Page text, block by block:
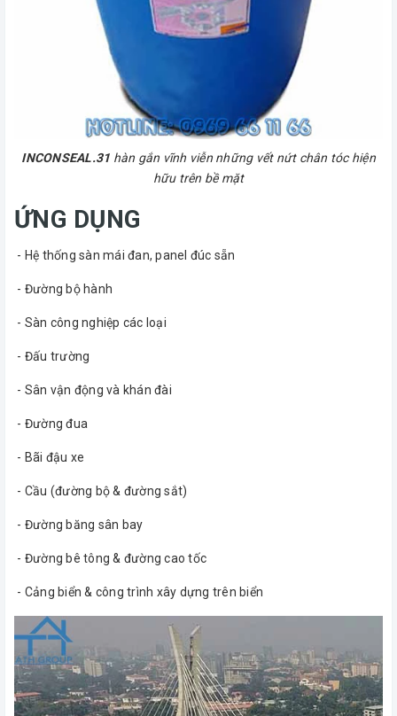
INCONSEAL.31 hàn gắn vĩnh viễn những vết nứt chân tóc hiện
hữu trên bề mặt
ỨNG DỤNG
- Hệ thống sàn mái đan, panel đúc sẵn
- Đường bộ hành
- Sàn công nghiệp các loại
- Đấu trường
- Sân vận động và khán đài
- Đường đua
- Bãi đậu xe
- Cầu (đường bộ & đường sắt)
- Đường băng sân bay
- Đường bê tông & đường cao tốc
- Cảng biển & công trình xây dựng trên biển